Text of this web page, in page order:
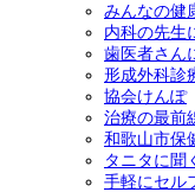
みんなの健
内科の先生
歯医者さん
形成外科診
協会けんぽ
治療の最前
和歌山市保
タニタに聞
手軽にセル